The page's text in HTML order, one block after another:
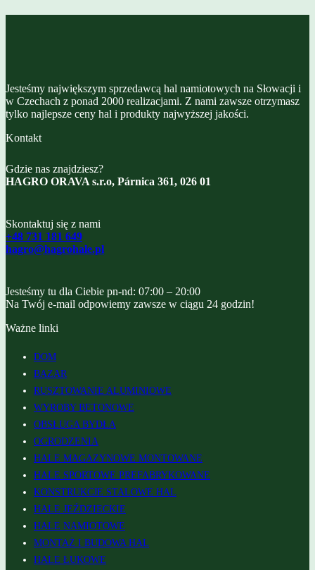
Jesteśmy największym sprzedawcą hal namiotowych na Słowacji i
w Czechach z ponad 2000 realizacjami. Z nami zawsze otrzymasz
tylko najlepsze ceny hal i produkty najwyższej jakości.
Kontakt
Gdzie nas znajdziesz?
HAGRO ORAVA s.r.o, Párnica 361, 026 01
Skontaktuj się z nami
+48 731 181 649
hagro@hagrohale.pl
Jesteśmy tu dla Ciebie pn-nd: 07:00 – 20:00
Na Twój e-mail odpowiemy zawsze w ciągu 24 godzin!
Ważne linki
DOM
BAZAR
RUSZTOWANIE ALUMINIOWE
WYROBY BETONOWE
OBSŁUGA BYDŁA
OGRODZENIA
HALE MAGAZYNOWE MONTOWANE
HALE SPORTOWE PREFABRYKOWANE
KONSTRUKCJE STALOWE HAL
HALE JEŹDZIECKIE
HALE NAMIOTOWE
MONTAŻ I BUDOWA HAL
HALE ŁUKOWE